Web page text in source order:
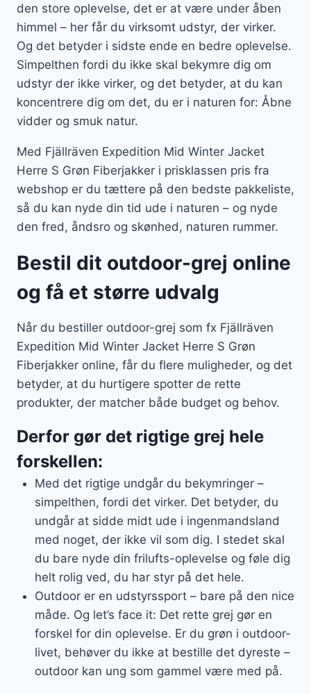
den store oplevelse, det er at være under åben
himmel – her får du virksomt udstyr, der virker.
Og det betyder i sidste ende en bedre oplevelse.
Simpelthen fordi du ikke skal bekymre dig om
udstyr der ikke virker, og det betyder, at du kan
koncentrere dig om det, du er i naturen for: Åbne
vidder og smuk natur.
Med Fjällräven Expedition Mid Winter Jacket
Herre S Grøn Fiberjakker i prisklassen pris fra
webshop er du tættere på den bedste pakkeliste,
så du kan nyde din tid ude i naturen – og nyde
den fred, åndsro og skønhed, naturen rummer.
Bestil dit outdoor-grej online
og få et større udvalg
Når du bestiller outdoor-grej som fx Fjällräven
Expedition Mid Winter Jacket Herre S Grøn
Fiberjakker online, får du flere muligheder, og det
betyder, at du hurtigere spotter de rette
produkter, der matcher både budget og behov.
Derfor gør det rigtige grej hele
forskellen:
Med det rigtige undgår du bekymringer –
simpelthen, fordi det virker. Det betyder, du
undgår at sidde midt ude i ingenmandsland
med noget, der ikke vil som dig. I stedet skal
du bare nyde din frilufts-oplevelse og føle dig
helt rolig ved, du har styr på det hele.
Outdoor er en udstyrssport – bare på den nice
måde. Og let’s face it: Det rette grej gør en
forskel for din oplevelse. Er du grøn i outdoor-
livet, behøver du ikke at bestille det dyreste –
outdoor kan ung som gammel være med på.